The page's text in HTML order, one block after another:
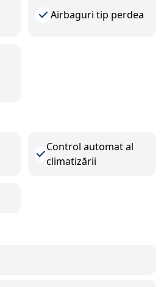
Airbaguri tip perdea
Control automat al
climatizării